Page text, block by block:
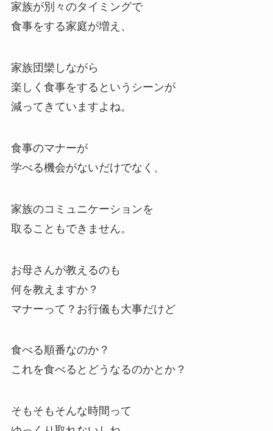
家族が別々のタイミングで
食事をする家庭が増え、
家族団欒しながら
楽しく食事をするというシーンが
減ってきていますよね。
食事のマナーが
学べる機会がないだけでなく、
家族のコミュニケーションを
取ることもできません。
お母さんが教えるのも
何を教えますか？
マナーって？お行儀も大事だけど
食べる順番なのか？
これを食べるとどうなるのかとか？
そもそもそんな時間って